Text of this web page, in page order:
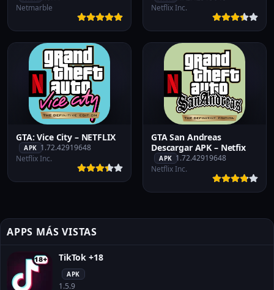
Netmarble
Netflix Inc.
GTA: Vice City – NETFLIX
APK 1.72.42919648
Netflix Inc.
GTA San Andreas
Descargar APK – Netfix
APK 1.72.42919648
Netflix Inc.
APPS MÁS VISTAS
TikTok +18
APK
1.5.9